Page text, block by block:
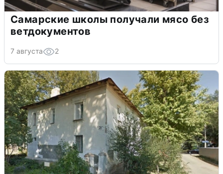
Самарские школы получали мясо без
ветдокументов
7 августа 2